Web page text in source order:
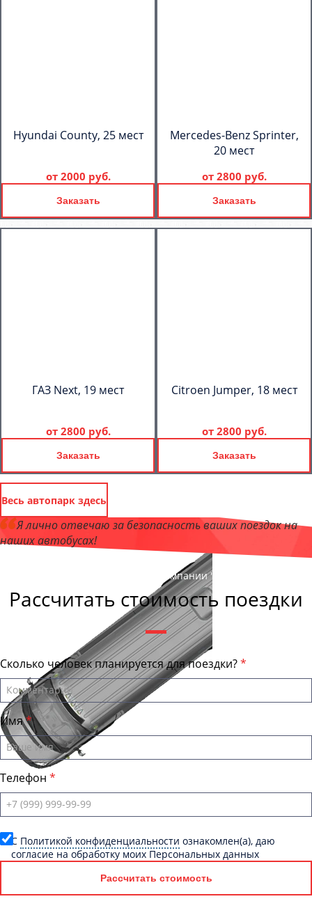
Hyundai County, 25 мест
от 2000 руб.
Заказать
Mercedes-Benz Sprinter,
20 мест
от 2800 руб.
Заказать
ГАЗ Next, 19 мест
от 2800 руб.
Заказать
Citroen Jumper, 18 мест
от 2800 руб.
Заказать
Весь автопарк здесь
Я лично отвечаю за безопасность ваших поездок на
наших автобусах!
, директор компании "ОрёлБас"
Рассчитать стоимость поездки
Сколько человек планируется для поездки?
Имя
Телефон
C Политикой конфиденциальности ознакомлен(а), даю
согласие на обработку моих Персональных данных
Рассчитать стоимость